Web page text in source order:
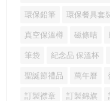
環保鉛筆 環保餐具套
真空保溫樽 磁條咭
筆袋 紀念品 保溫杯
聖誕節禮品 萬年曆
訂製襟章 訂製錦旗